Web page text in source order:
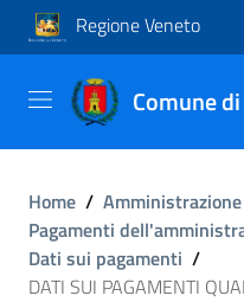
Regione Veneto
Comune
Home /
Pagamenti
Dati sui pagamenti /
DATI SUI PAGAMENTI